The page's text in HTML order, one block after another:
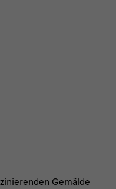
Gemälde